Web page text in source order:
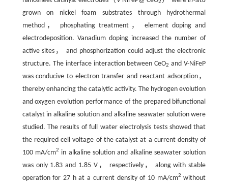
2
grown on nickel foam substrates through hydrothermal
method， phosphating treatment， element doping and
electrodeposition. Vanadium doping increased the number of
active sites， and phosphorization could adjust the electronic
structure. The interface interaction between CeO2 and V-NiFeP
was conducive to electron transfer and reactant adsorption，
thereby enhancing the catalytic activity. The hydrogen evolution
and oxygen evolution performance of the prepared bifunctional
catalyst in alkaline solution and alkaline seawater solution were
studied. The results of full water electrolysis tests showed that
the required cell voltage of the catalyst at a current density of
100 mA/cm2 in alkaline solution and alkaline seawater solution
was only 1.83 and 1.85 V， respectively， along with stable
operation for 27 h at a current density of 10 mA/cm2 without